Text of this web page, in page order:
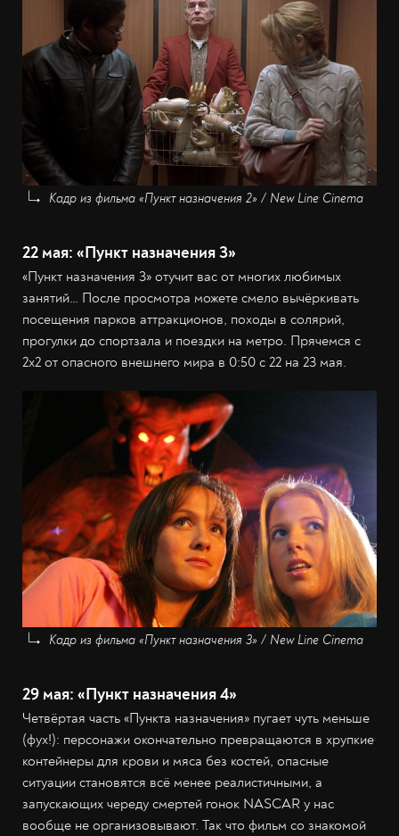
Кадр из фильма «Пункт назначения 2» / New Line Cinema
22 мая: «Пункт назначения 3»
«Пункт назначения 3» отучит вас от многих любимых
занятий… После просмотра можете смело вычёркивать
посещения парков аттракционов, походы в солярий,
прогулки до спортзала и поездки на метро. Прячемся с
2x2 от опасного внешнего мира в 0:50 с 22 на 23 мая.
Кадр из фильма «Пункт назначения 3» / New Line Cinema
29 мая: «Пункт назначения 4»
Четвёртая часть «Пункта назначения» пугает чуть меньше
(фух!): персонажи окончательно превращаются в хрупкие
контейнеры для крови и мяса без костей, опасные
ситуации становятся всё менее реалистичными, а
запускающих череду смертей гонок NASCAR у нас
вообще не организовывают. Так что фильм со знакомой